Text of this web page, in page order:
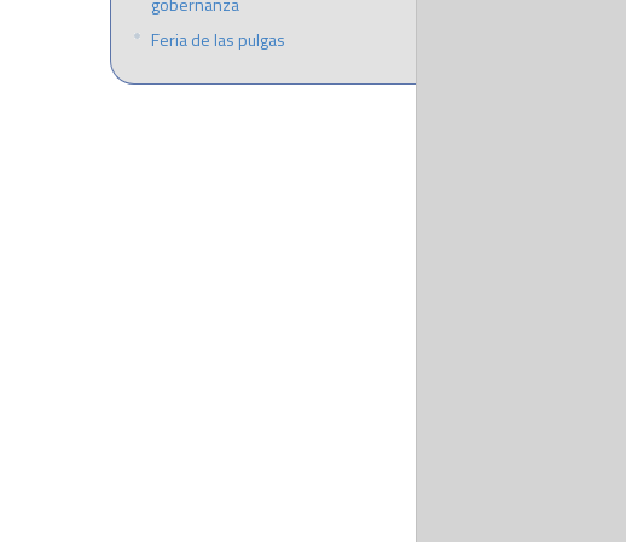
Feria de las pulgas